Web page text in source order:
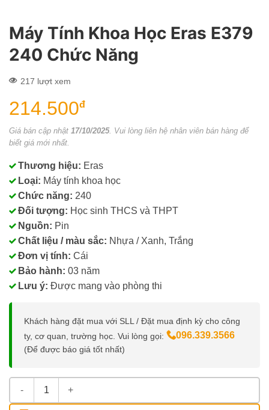
Máy Tính Khoa Học Eras E379
240 Chức Năng
217 lượt xem
214.500đ
Giá bán cập nhật 17/10/2025. Vui lòng liên hệ nhân viên bán hàng để
biết giá mới nhất.
Thương hiệu: Eras
Loại: Máy tính khoa học
Chức năng: 240
Đối tượng: Học sinh THCS và THPT
Nguồn: Pin
Chất liệu / màu sắc: Nhựa / Xanh, Trắng
Đơn vị tính: Cái
Bảo hành: 03 năm
Lưu ý: Được mang vào phòng thi
Khách hàng đặt mua với SLL / Đặt mua định kỳ cho công
ty, cơ quan, trường học. Vui lòng gọi:
096.339.3566
(Để được báo giá tốt nhất)
Máy Tính Khoa Học Eras E379 240 Chức Năng số lượng